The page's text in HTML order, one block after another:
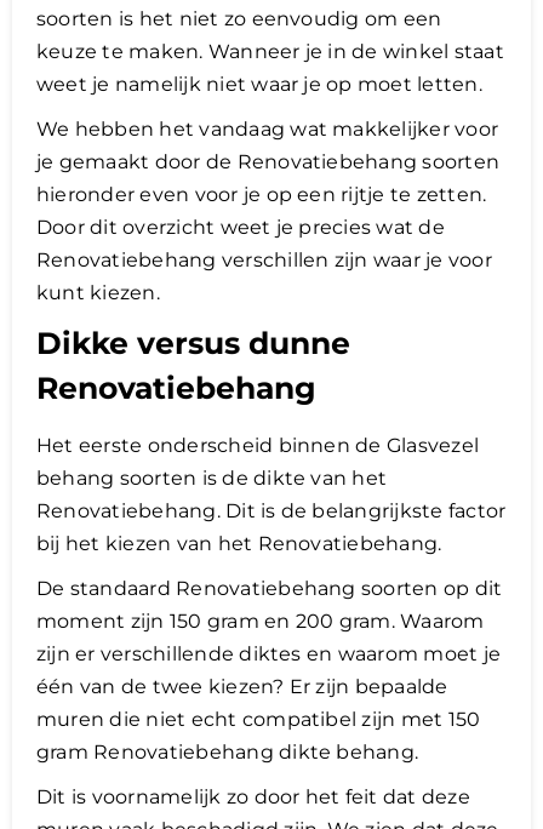
soorten is het niet zo eenvoudig om een
keuze te maken. Wanneer je in de winkel staat
weet je namelijk niet waar je op moet letten.
​We hebben het vandaag wat makkelijker voor
je gemaakt door de Renovatiebehang soorten
hieronder even voor je op een rijtje te zetten.
Door dit overzicht weet je precies wat de
Renovatiebehang verschillen zijn waar je voor
kunt kiezen.
Dikke versus dunne
Renovatiebehang
Het eerste onderscheid binnen de Glasvezel
behang soorten is de dikte van het
Renovatiebehang. Dit is de belangrijkste factor
bij het kiezen van het Renovatiebehang.
De standaard Renovatiebehang soorten op dit
moment zijn 150 gram en 200 gram. Waarom
zijn er verschillende diktes en waarom moet je
één van de twee kiezen? Er zijn bepaalde
muren die niet echt compatibel zijn met 150
gram Renovatiebehang dikte behang.
Dit is voornamelijk zo door het feit dat deze